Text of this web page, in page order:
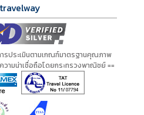
ารประเมินตามเกณฑ์มาตรฐานคุณภาพ
ามน่าเชื่อถือโดยกระทรวงพาณิชย์ ==